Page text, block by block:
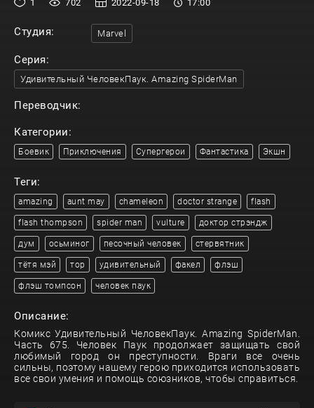
1 702 2022-09-18 17:00
Студия: Marvel
Серия:
Удивительный ЧеловекПаук. Amazing SpiderMan
Переводчик:
Категории:
Боевик Приключения Супергерои Фантастика Экшн
Теги:
amazing aunt may chameleon doctor strange flash
flash thompson spider man vulture доктор стрэндж
дум осьминог песочный человек стервятник
тётя мэй тор удивительный факел флэш
флэш томпсон человек паук
Описание:
Комикс Удивительный ЧеловекПаук. Amazing SpiderMan.
Часть 675. Человек Паук продолжает защищать свой
любимый город он преступности. Враги все очень
сильны, поэтому нашему герою приходится использовать
все свои умения и помощь союзников, чтобы справиться.